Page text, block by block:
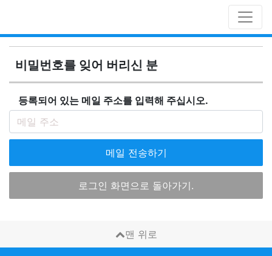
비밀번호를 잊어 버리신 분
등록되어 있는 메일 주소를 입력해 주십시오.
메일 전송하기
로그인 화면으로 돌아가기.
맨 위로